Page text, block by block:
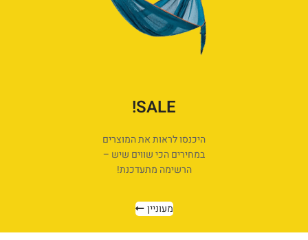
SALE!
היכנסו לראות את המוצרים
במחירים הכי שווים שיש –
הרשימה מתעדכנת!
מעוניין